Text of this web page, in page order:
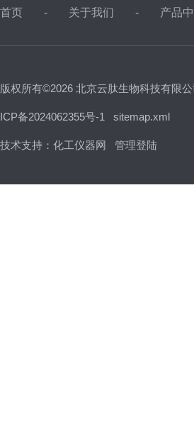
首页 关于我们 产品
版权所有©2026 北京云肽生物科技有限
ICP备2024062355号-1 sitemap.xml
技术支持： 化工仪器网 管理登陆